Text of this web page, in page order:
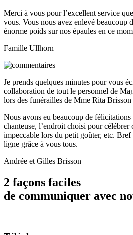
Merci à vous pour l’excellent service
vous. Vous nous avez enlevé beaucoup
énorme poids sur nos épaules en ce
Famille Ullhorn
Je prends quelques minutes pour vous
collaboration de tout le personnel de
lors des funérailles de Mme Rita Brisson
Nous avons eu beaucoup de
chanteuse, l’endroit choisi pour célébrer
impeccable lors du petit goûter, etc.
ligne grâce à vous tous.
Andrée et Gilles Brisson
2 façons faciles
de communiquer avec